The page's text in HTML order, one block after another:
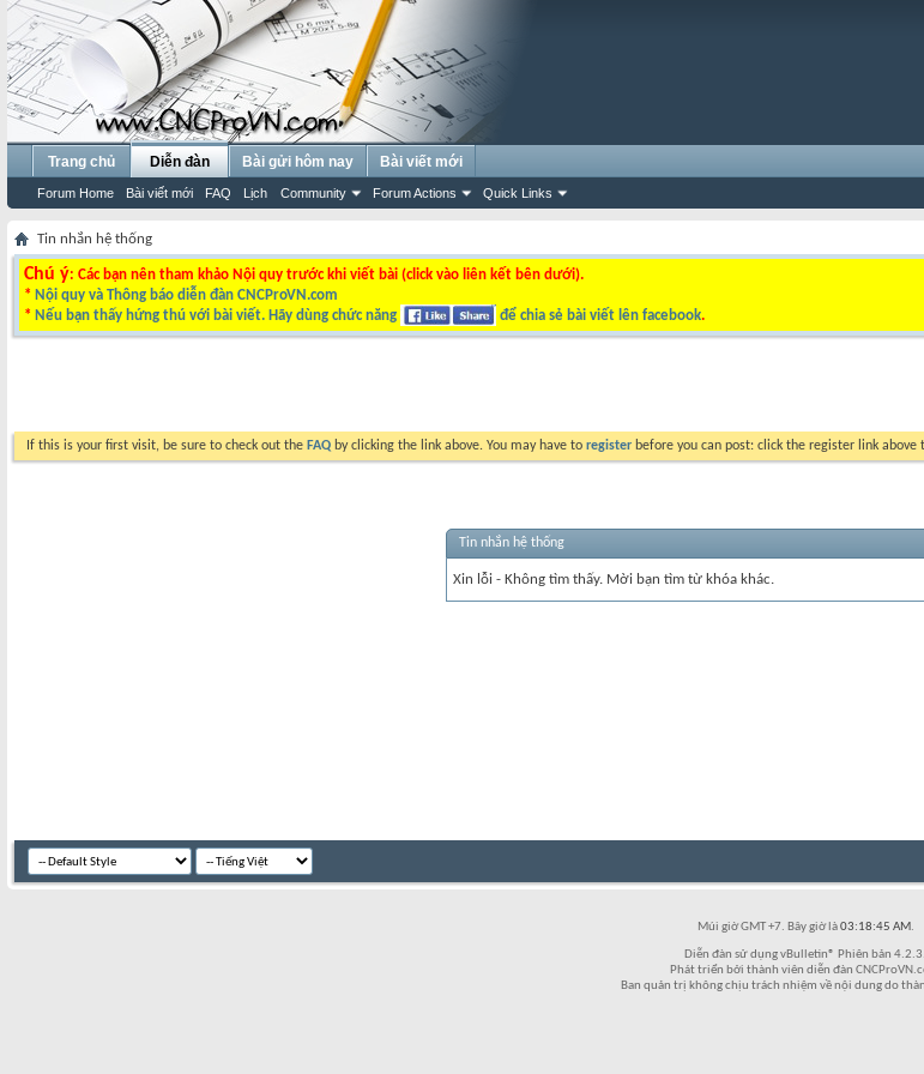
Trang chủ Diễn đàn
Forum Home Bài viết mới FAQ Lịch Community Forum Actions Quick Links
Bài gửi hôm nay Bài viết mới
Tin nhắn hệ thống
Chú ý: Các bạn nên tham khảo Nội quy trước khi viết bài (click vào liên kết bên dưới).
* Nội quy và Thông báo diễn đàn CNCProVN.com
* Nếu bạn thấy hứng thú với bài viết. Hãy dùng chức năng để chia sẻ bài viết lên facebook.
If this is your first visit, be sure to check out the FAQ by clicking the link above. You may have to register before you can post: click the register link
Tin nhắn hệ thống
Xin lỗi - Không tìm thấy. Mời bạn tìm từ khóa khác.
Múi giờ GMT +7. Bây giờ là03:18:45 AM.
Diễn đàn sử dụng vBulletin® Phiên bản 4.2.3.
Phát triển bởi thành viên diễn đàn
Ban quản trị không chịu trách nhiệm về nội dung do